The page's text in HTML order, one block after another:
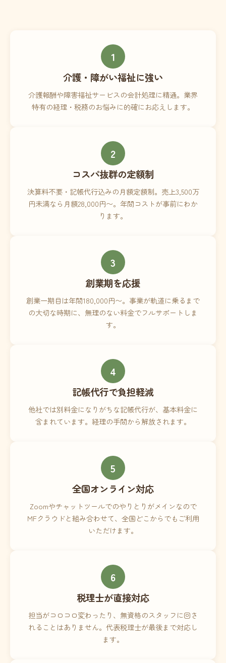
1
介護・障がい福祉に強い
介護報酬や障害福祉サービスの会計処理に精通。業界
特有の経理・税務のお悩みに的確にお応えします。
2
コスパ抜群の定額制
決算料不要・記帳代行込みの月額定額制。売上3,500万
円未満なら月額28,000円〜。年間コストが事前にわか
ります。
3
創業期を応援
創業一期目は年間180,000円〜。事業が軌道に乗るまで
の大切な時期に、無理のない料金でフルサポートしま
す。
4
記帳代行で負担軽減
他社では別料金になりがちな記帳代行が、基本料金に
含まれています。経理の手間から解放されます。
5
全国オンライン対応
Zoomやチャットツールでのやりとりがメインなので
MFクラウドと組み合わせて、全国どこからでもご利用
いただけます。
6
税理士が直接対応
担当がコロコロ変わったり、無資格のスタッフに回さ
れることはありません。代表税理士が最後まで対応し
ます。